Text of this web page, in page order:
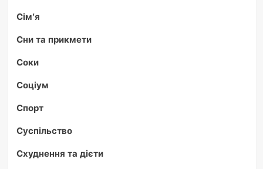
Сім'я
Сни та прикмети
Соки
Соціум
Спорт
Суспільство
Схуднення та дієти